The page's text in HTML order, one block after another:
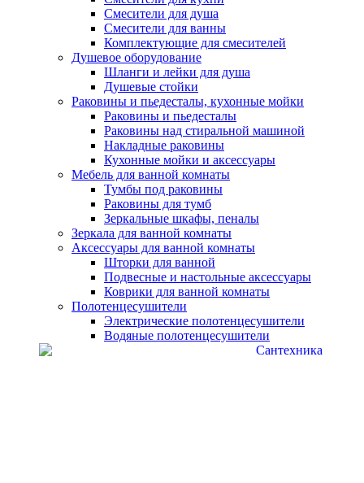
Смесители для душа
Смесители для ванны
Комплектующие для смесителей
Душевое оборудование
Шланги и лейки для душа
Душевые стойки
Раковины и пьедесталы, кухонные мойки
Раковины и пьедесталы
Раковины над стиральной машиной
Накладные раковины
Кухонные мойки и аксессуары
Мебель для ванной комнаты
Тумбы под раковины
Раковины для тумб
Зеркальные шкафы, пеналы
Зеркала для ванной комнаты
Аксессуары для ванной комнаты
Шторки для ванной
Подвесные и настольные аксессуары
Коврики для ванной комнаты
Полотенцесушители
Электрические полотенцесушители
Водяные полотенцесушители